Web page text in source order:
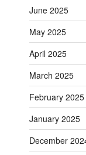
June 2025
May 2025
April 2025
March 2025
February 2025
January 2025
December